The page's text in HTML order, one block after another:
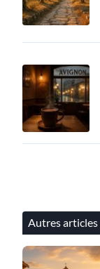
Autres articles